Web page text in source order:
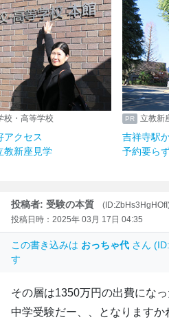
校・高等学校
アクセス
教新座見学
立教新
吉祥寺駅
予約要ら
投稿者: 受験の本質
投稿日時：2025年 03月 17日 04:35
この書き込みは おっちゃ代 さん
す
その層は1350万円の出費にな
中学受験だー、、となりますか